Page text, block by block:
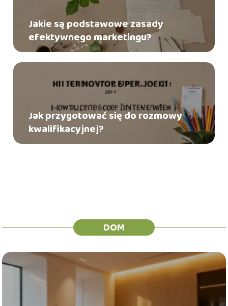
Jakie są podstawowe zasady
efektywnego marketingu?
Jak przygotować się do rozmowy
kwalifikacyjnej?
DOM